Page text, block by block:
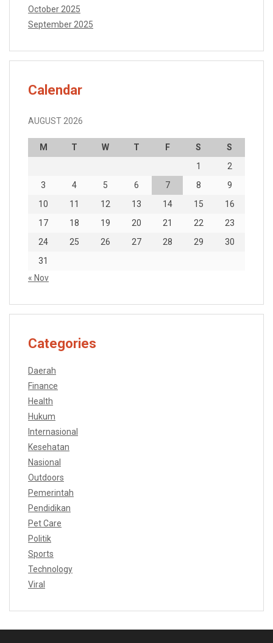
October 2025
September 2025
Calendar
AUGUST 2026
M T W T F S
S
1
2
3
4 5 6 7 8
9
10
11 12 13 14 15
16
17
18 19 20 21 22
23
24
25 26 27 28 29
30
31
« Nov
Categories
Daerah
Finance
Health
Hukum
Internasional
Kesehatan
Nasional
Outdoors
Pemerintah
Pendidikan
Pet Care
Politik
Sports
Technology
Viral